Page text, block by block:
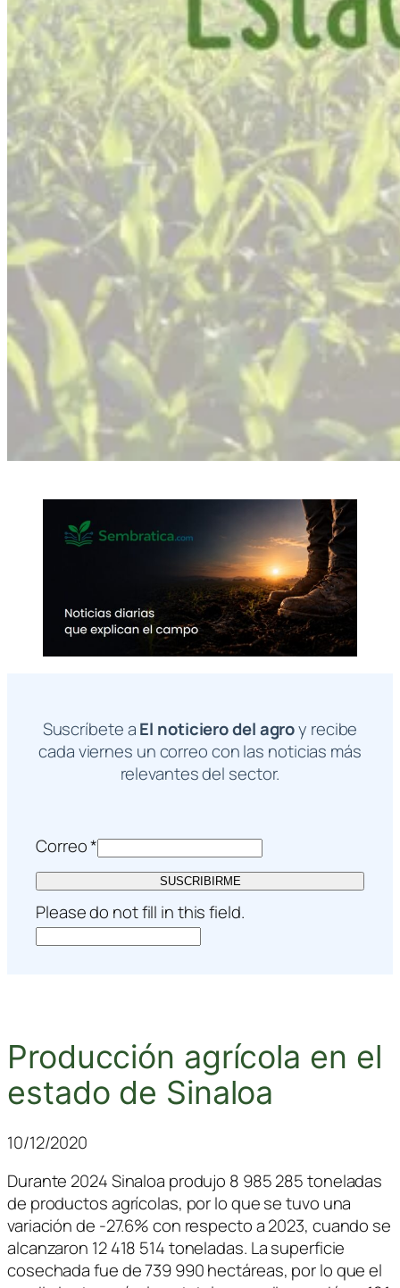
Suscríbete aEl noticiero del agroy recibe
cada viernes un correo con las noticias más
relevantes del sector.
Correo*
SUSCRIBIRME
Please do not fill in this field.
Producción agrícola en el
estado de Sinaloa
10/12/2020
Durante 2024 Sinaloa produjo 8 985 285 toneladas
de productos agrícolas, por lo que se tuvo una
variación de -27.6% con respecto a 2023, cuando se
alcanzaron 12 418 514 toneladas. La superficie
cosechada fue de 739 990 hectáreas, por lo que el